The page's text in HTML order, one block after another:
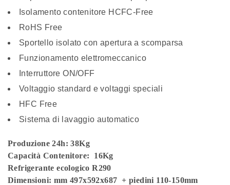
Isolamento contenitore HCFC-Free
RoHS Free
Sportello isolato con apertura a scomparsa
Funzionamento elettromeccanico
Interruttore ON/OFF
Voltaggio standard e voltaggi speciali
HFC Free
Sistema di lavaggio automatico
Produzione 24h: 38Kg
Capacità Contenitore: 16Kg
Refrigerante ecologico R290
Dimensioni: mm 497x592x687 + piedini 110-150mm